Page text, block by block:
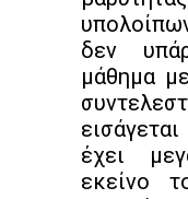
δεν
μάθημα
έχει
εκείνο